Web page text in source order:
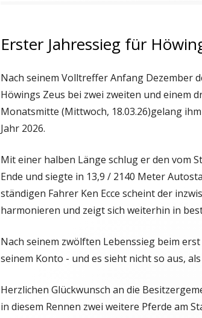
Erster Jahressieg für
Nach seinem Volltreffer Anfang Dezember
Höwings Zeus bei zwei zweiten und einem
Monatsmitte (Mittwoch, 18.03.26)gelang
Jahr 2026.
Mit einer halben Länge schlug er den vom
Ende und siegte in 13,9 / 2140 Meter
ständigen Fahrer Ken Ecce scheint der
harmonieren und zeigt sich weiterhin in
Nach seinem zwölften Lebenssieg beim erst
seinem Konto - und es sieht nicht so aus,
Herzlichen Glückwunsch an die
in diesem Rennen zwei weitere Pferde am